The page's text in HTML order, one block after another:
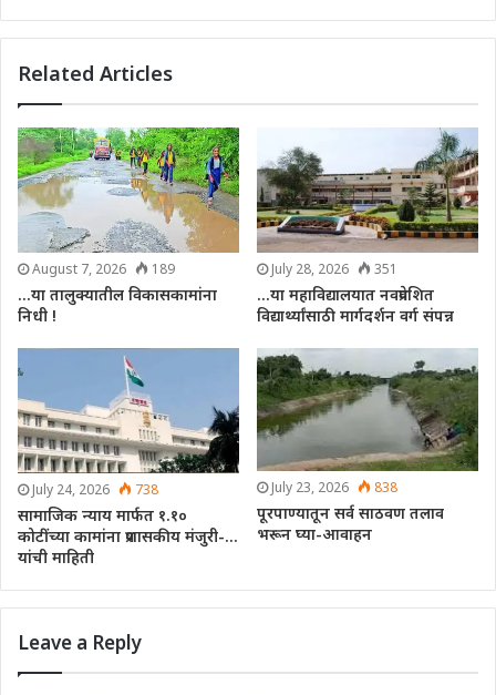
Related Articles
August 7, 2026 189
…या तालुक्यातील विकासकामांना
निधी !
July 28, 2026 351
…या महाविद्यालयात नवप्रवेशित
विद्यार्थ्यांसाठी मार्गदर्शन वर्ग संपन्न
July 24, 2026 738
सामाजिक न्याय मार्फत १.१०
कोटींच्या कामांना प्रशासकीय मंजुरी-…
यांची माहिती
July 23, 2026 838
पूरपाण्यातून सर्व साठवण तलाव
भरून घ्या-आवाहन
Leave a Reply